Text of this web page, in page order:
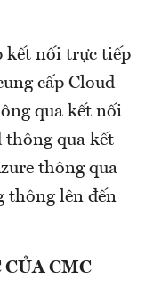
kết nối trực tiếp
cấp Cloud
qua kết nối
thông qua kết
thông qua
thông lên đến
CỦA CMC